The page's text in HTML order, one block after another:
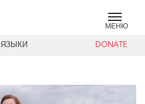
МЕНЮ
ЯЗЫКИ DONATE